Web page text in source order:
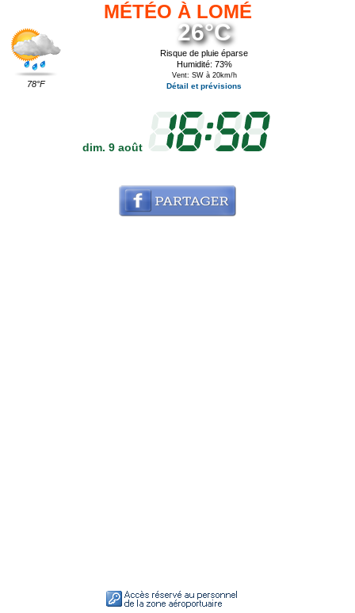
MÉTÉO À LOMÉ
78°F
26°C
Risque de pluie éparse
Humidité: 73%
Vent: SW à 20km/h
Détail et prévisions
dim. 9 août